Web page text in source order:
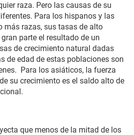
raza. Pero las causas de su
Para los hispanos y las
más razas, sus tasas de alto
parte el resultado de un
de crecimiento natural dadas
de edad de estas poblaciones son
Para los asiáticos, la fuerza
su crecimiento es el saldo alto de
que menos de la mitad de los